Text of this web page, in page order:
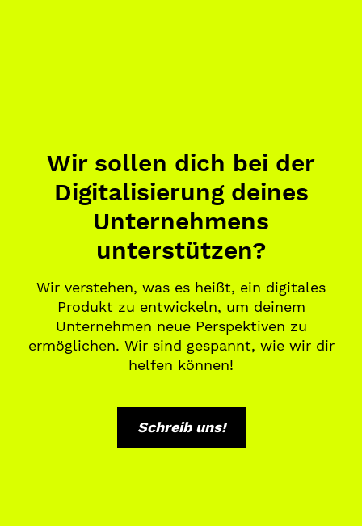
Wir sollen dich bei der
Digitalisierung deines
Unternehmens
unterstützen?
Wir verstehen, was es heißt, ein digitales
Produkt zu entwickeln, um deinem
Unternehmen neue Perspektiven zu
ermöglichen. Wir sind gespannt, wie wir dir
helfen können!
Schreib uns!